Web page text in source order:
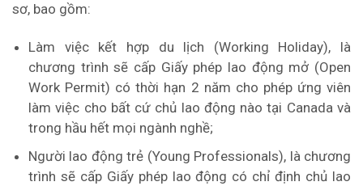
sơ, bao gồm:
Làm việc kết hợp du lịch (Working Holiday), là
chương trình sẽ cấp Giấy phép lao động mở (Open
Work Permit) có thời hạn 2 năm cho phép ứng viên
làm việc cho bất cứ chủ lao động nào tại Canada và
trong hầu hết mọi ngành nghề;
Người lao động trẻ (Young Professionals), là chương
trình sẽ cấp Giấy phép lao động có chỉ định chủ lao